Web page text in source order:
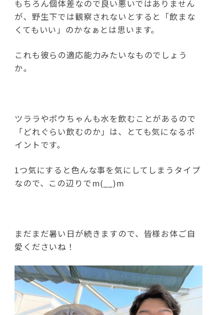
もちろん個体差なので良い悪いではありません
が、野生下では観察されないとすると「飲まな
くてもいい」のかなぁとは思います。
これも彼らの適応能力みたいなものでしょう
か。
ツララやポウちゃんも水を飲むことがあるので
「どれぐらい飲むのか」は、とても気になるポ
イントです。
1つ気にすると色んな事を気にしてしまうタイプ
なので、この辺りでm(__)m
まだまだ暑い日が続きますので、皆様お体ご自
愛くださいね！